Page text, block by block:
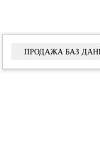
ПРОДАЖА БАЗ